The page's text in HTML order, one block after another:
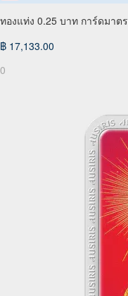
ทองแท่ง 0.25 บาท การ์ดมาต
฿ 17,133.00
0